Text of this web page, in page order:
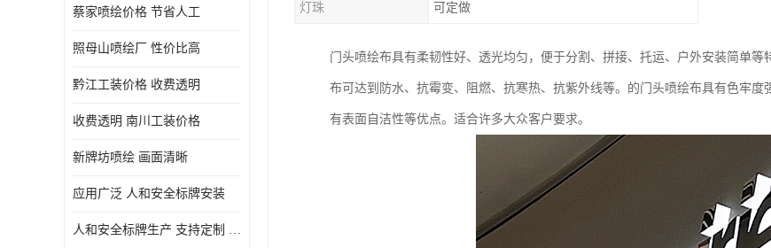
蔡家喷绘价格 节省人工
照母山喷绘厂 性价比高
黔江工装价格 收费透明
收费透明 南川工装价格
新牌坊喷绘 画面清晰
应用广泛 人和安全标牌安装
人和安全标牌生产 支持定制 润乔
灯珠 可定做
门头喷绘布具有柔韧性好、透光均匀，便于分割、拼接、托运、户外安装简单
布可达到防水、抗霉变、阻燃、抗寒热、抗紫外线等。的门头喷绘布具有色牢度
有表面自洁性等优点。适合许多大众客户要求。